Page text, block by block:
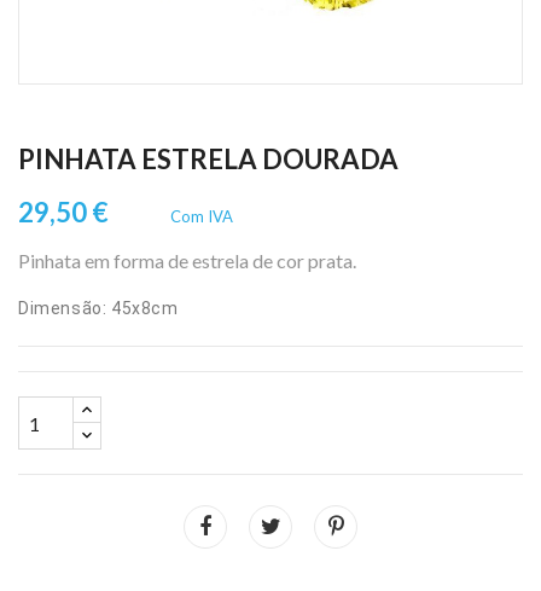
PINHATA ESTRELA DOURADA
29,50 €
Com IVA
Pinhata em forma de estrela de cor prata.
Dimensão: 45x8cm